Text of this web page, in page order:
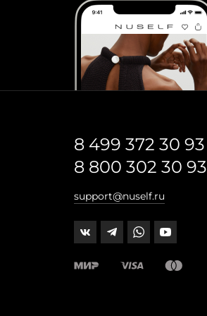
8 499 372 30 93
8 800 302 30 93
support@nuself.ru